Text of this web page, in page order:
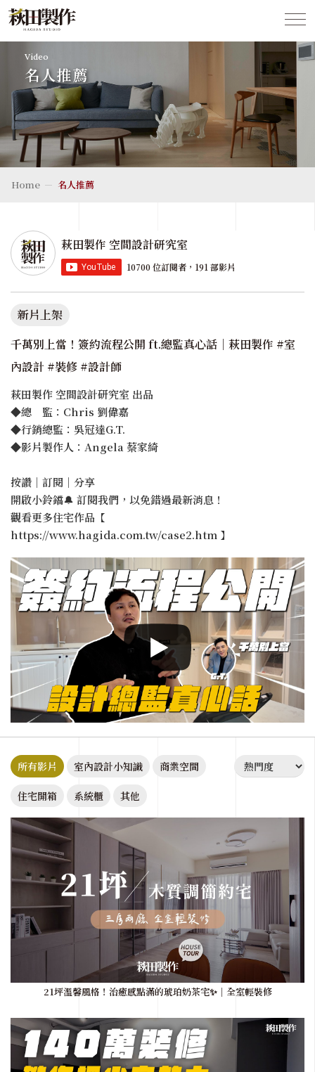
Video
名人推薦
Home 名人推薦
萩田製作 空間設計研究室
10700 位訂閱者，191 部影片
新片上架
千萬別上當！簽約流程公開 ft.總監真心話｜萩田製作 #室
內設計 #裝修 #設計師
萩田製作 空間設計研究室 出品
◆總 監：Chris 劉偉嘉
◆行銷總監：吳冠達G.T.
◆影片製作人：Angela 蔡家綺
按讚｜訂閱｜分享
開啟小鈴鐺🔔 訂閱我們，以免錯過最新消息！
觀看更多住宅作品【
https://www.hagida.com.tw/case2.htm 】
所有影片 室內設計小知識 商業空間
住宅開箱 系統櫃 其他
21坪溫馨風格！治癒感點滿的琥珀奶茶宅✨｜全室輕裝修